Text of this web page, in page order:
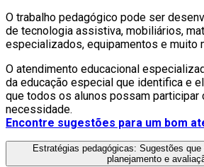
O trabalho pedagógico pode ser
de tecnologia assistiva, mobiliários,
especializados, equipamentos e muito
O atendimento educacional
da educação especial que identifica e
que todos os alunos possam participar
necessidade.
Encontre sugestões para um bom
Estratégias pedagógicas: Sugestões que
planejamento e